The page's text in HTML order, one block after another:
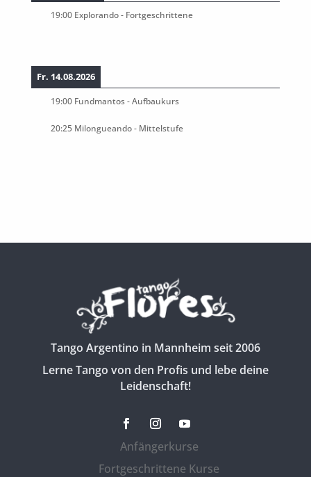
19:00 Explorando - Fortgeschrittene
Fr. 14.08.2026
19:00 Fundmantos - Aufbaukurs
20:25 Milongueando - Mittelstufe
Tango Argentino in Mannheim seit 2006
Lerne Tango von den Profis und lebe deine
Leidenschaft!
Anfängerkurse
Fortgeschrittene Kurse